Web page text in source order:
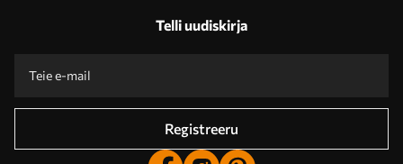
Telli uudiskirja
Registreeru